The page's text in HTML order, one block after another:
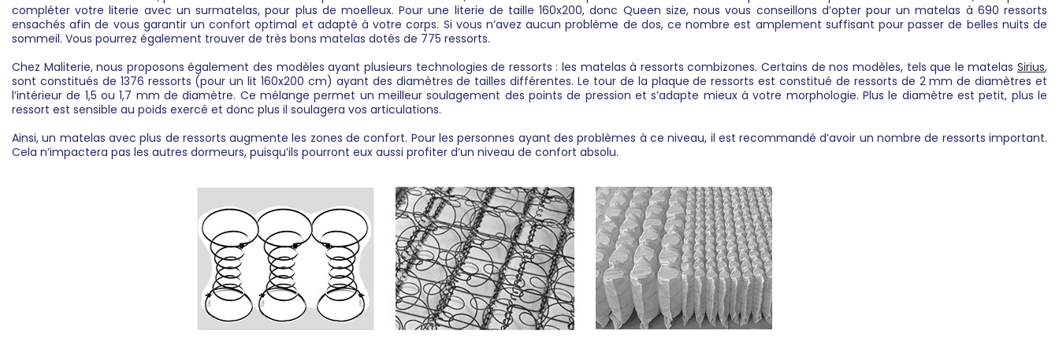
compléter votre literie avec un surmatelas, pour plus de moelleux. Pour une literie de taille 160x200, donc Queen size, nous vous conseillons d’opter pour un matelas à 690 ressorts
ensachés afin de vous garantir un confort optimal et adapté à votre corps. Si vous n’avez aucun problème de dos, ce nombre est amplement suffisant pour passer de belles nuits de
sommeil. Vous pourrez également trouver de très bons matelas dotés de 775 ressorts.
Chez Maliterie, nous proposons également des modèles ayant plusieurs technologies de ressorts : les matelas à ressorts combizones. Certains de nos modèles, tels que le matelas Sirius,
sont constitués de 1376 ressorts (pour un lit 160x200 cm) ayant des diamètres de tailles différentes. Le tour de la plaque de ressorts est constitué de ressorts de 2 mm de diamètres et
l’intérieur de 1,5 ou 1,7 mm de diamètre. Ce mélange permet un meilleur soulagement des points de pression et s’adapte mieux à votre morphologie. Plus le diamètre est petit, plus le
ressort est sensible au poids exercé et donc plus il soulagera vos articulations.
Ainsi, un matelas avec plus de ressorts augmente les zones de confort. Pour les personnes ayant des problèmes à ce niveau, il est recommandé d’avoir un nombre de ressorts important.
Cela n’impactera pas les autres dormeurs, puisqu’ils pourront eux aussi profiter d’un niveau de confort absolu.